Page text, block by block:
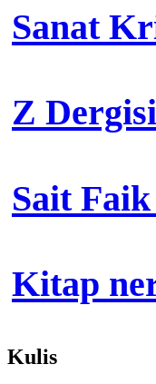
Sanat
Z
Sait Faik
Kitap
Kulis